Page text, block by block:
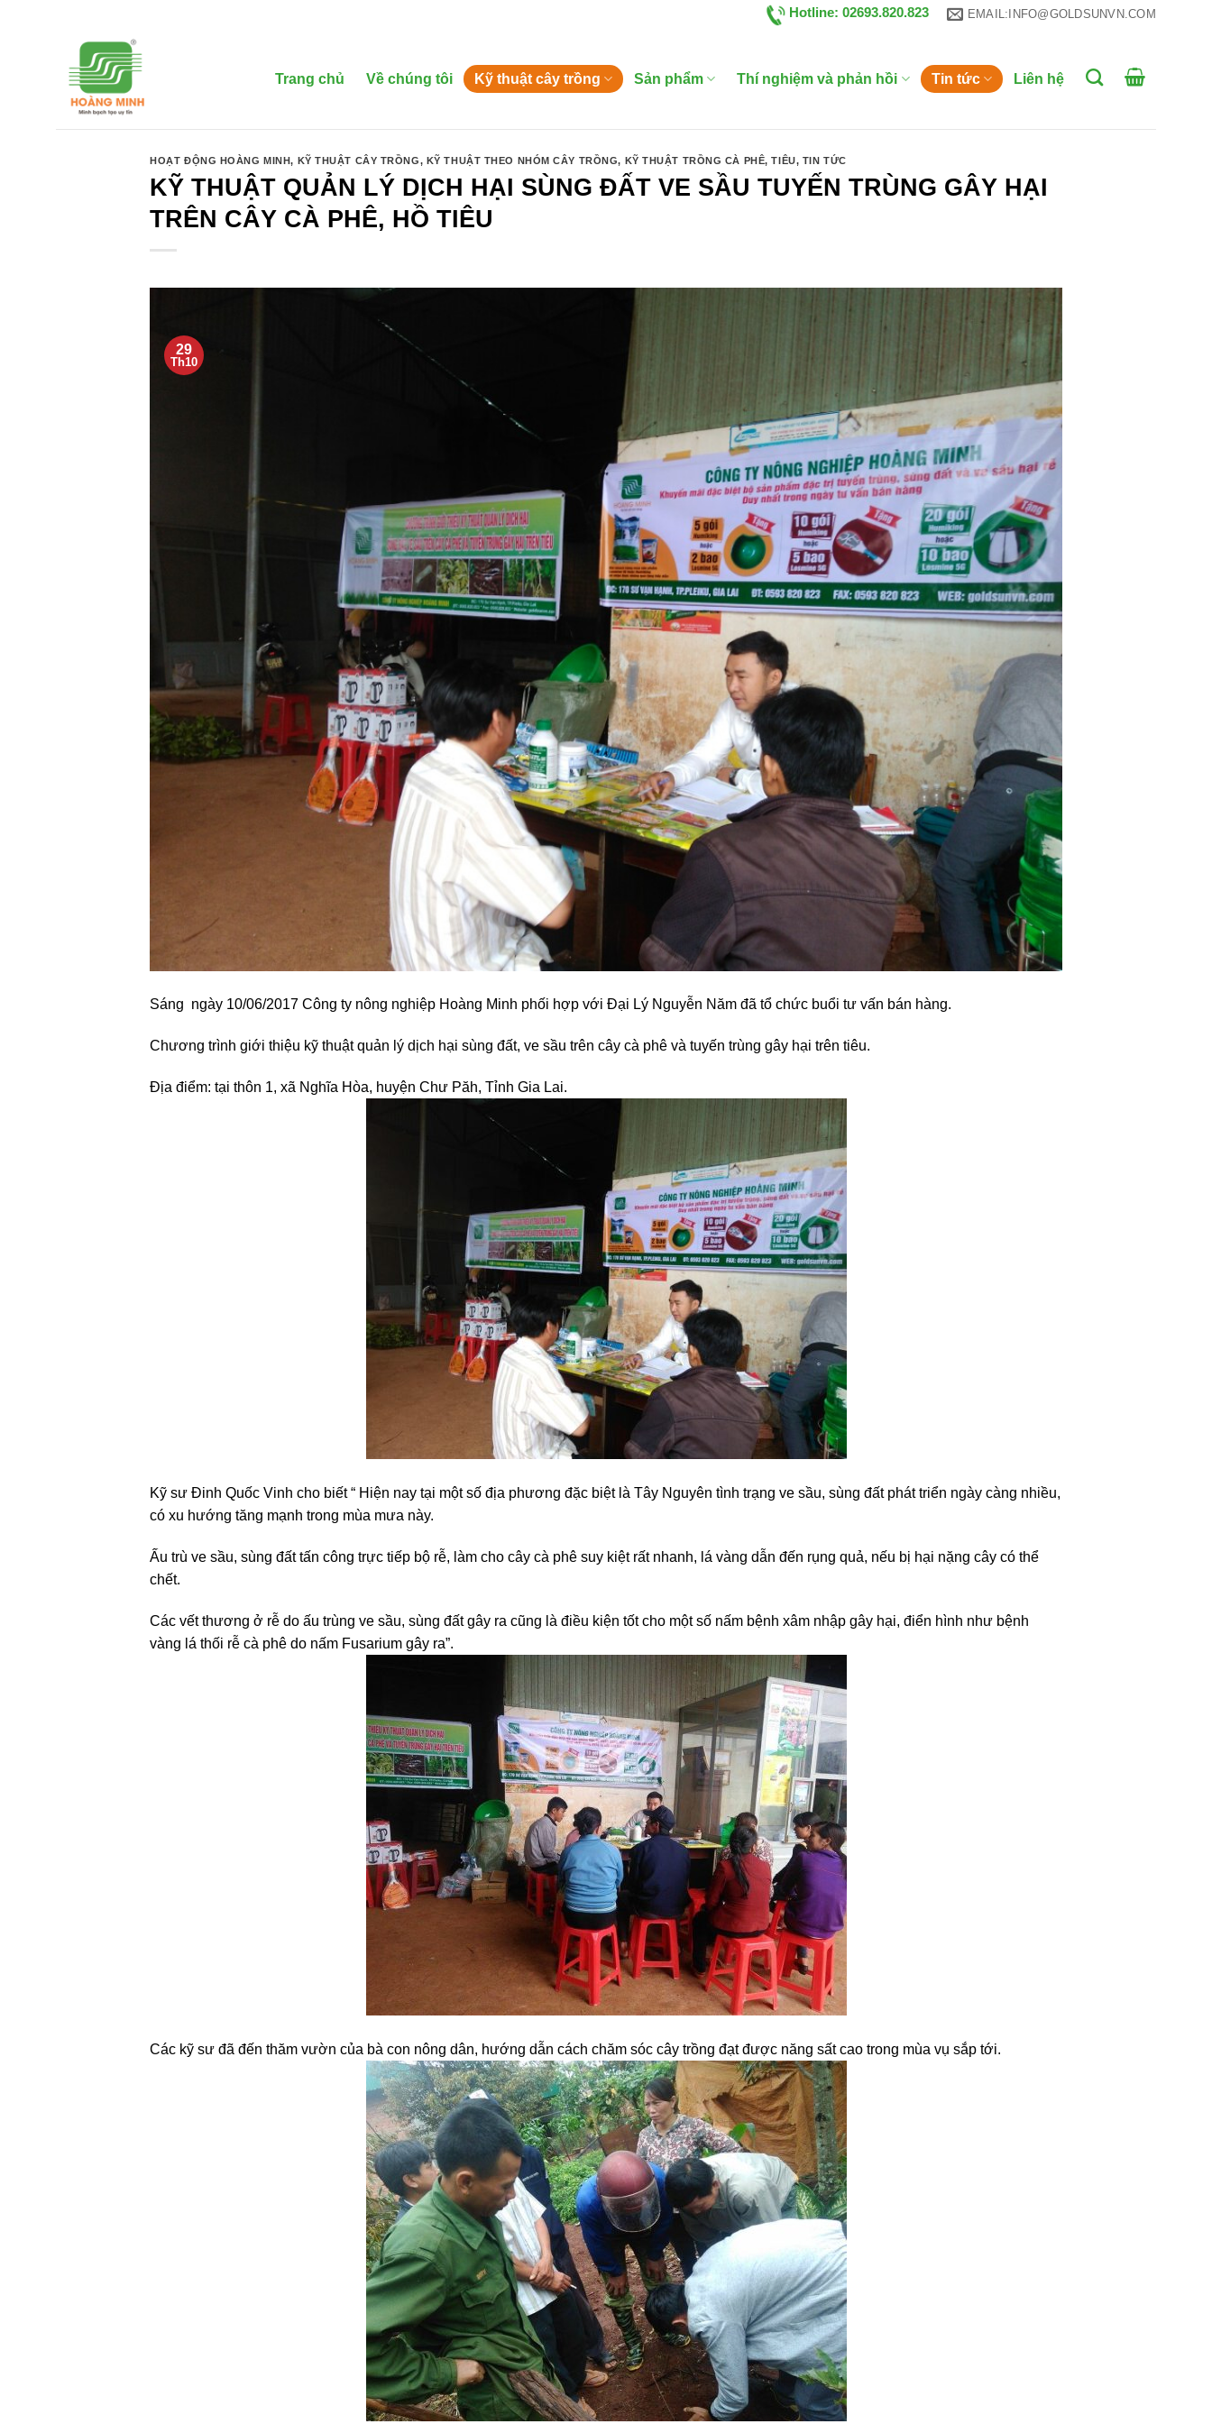
Hotline: 02693.820.823 EMAIL:INFO@GOLDSUNVN.COM
Trang chủ Về chúng tôi Kỹ thuật cây trồng Sản phẩm Thí nghiệm và phản hồi Tin tức Liên hệ
HOẠT ĐỘNG HOÀNG MINH, KỸ THUẬT CÂY TRỒNG, KỸ THUẬT THEO NHÓM CÂY TRỒNG, KỸ THUẬT TRỒNG CÀ PHÊ,TIÊU, TIN TỨC
KỸ THUẬT QUẢN LÝ DỊCH HẠI SÙNG ĐẤT VE SẦU TUYẾN TRÙNG GÂY HẠI
TRÊN CÂY CÀ PHÊ, HỒ TIÊU
29
Th10
Sáng ngày 10/06/2017 Công ty nông nghiệp Hoàng Minh phối hợp với Đại Lý Nguyễn Năm đã tổ chức buổi tư vấn bán hàng.
Chương trình giới thiệu kỹ thuật quản lý dịch hại sùng đất, ve sầu trên cây cà phê và tuyến trùng gây hại trên tiêu.
Địa điểm: tại thôn 1, xã Nghĩa Hòa, huyện Chư Păh, Tỉnh Gia Lai.
Kỹ sư Đinh Quốc Vinh cho biết “ Hiện nay tại một số địa phương đặc biệt là Tây Nguyên tình trạng ve sầu, sùng đất phát triển ngày càng nhiều,
có xu hướng tăng mạnh trong mùa mưa này.
Ấu trù ve sầu, sùng đất tấn công trực tiếp bộ rễ, làm cho cây cà phê suy kiệt rất nhanh, lá vàng dẫn đến rụng quả, nếu bị hại nặng cây có thể
chết.
Các vết thương ở rễ do ấu trùng ve sầu, sùng đất gây ra cũng là điều kiện tốt cho một số nấm bệnh xâm nhập gây hại, điển hình như bệnh
vàng lá thối rễ cà phê do nấm Fusarium gây ra”.
Các kỹ sư đã đến thăm vườn của bà con nông dân, hướng dẫn cách chăm sóc cây trồng đạt được năng sất cao trong mùa vụ sắp tới.